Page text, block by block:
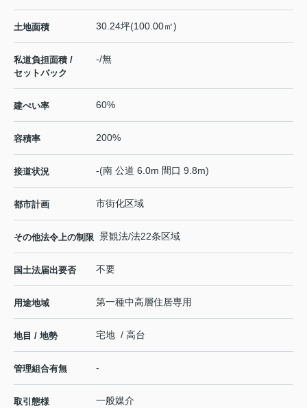
土地面積 30.24坪(100.00㎡)
私道負担面積 /
セットバック
-/無
建ぺい率 60%
容積率 200%
接道状況 -(南 公道 6.0m 間口 9.8m)
都市計画 市街化区域
その他法令上の制限 景観法/法22条区域
国土法届出要否 不要
用途地域 第一種中高層住居専用
地目 / 地勢 宅地 / 高台
管理組合有無 -
取引態様 一般媒介